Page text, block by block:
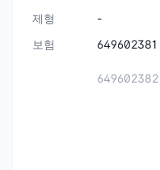
제형
-
보험
649602381 |
649602382 |